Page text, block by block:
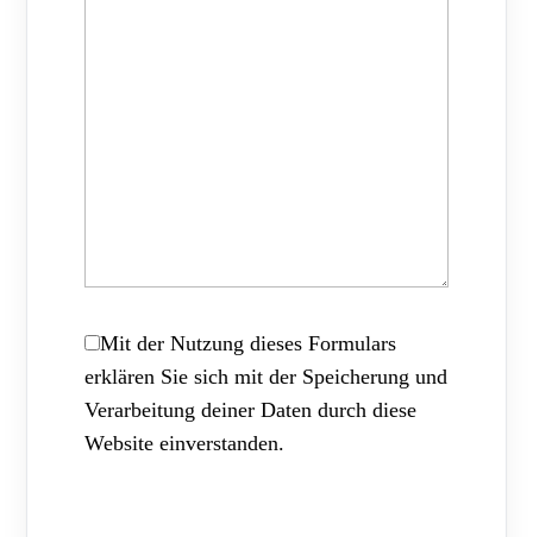
Mit der Nutzung dieses Formulars
erklären Sie sich mit der Speicherung und
Verarbeitung deiner Daten durch diese
Website einverstanden.